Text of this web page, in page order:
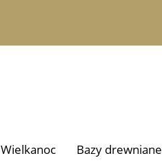
Wielkanoc Bazy drewniane